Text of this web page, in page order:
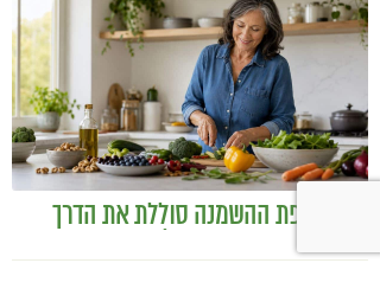
כיצד מגפת ההשמנה סוללת את הדרך
האינטגרטיבית